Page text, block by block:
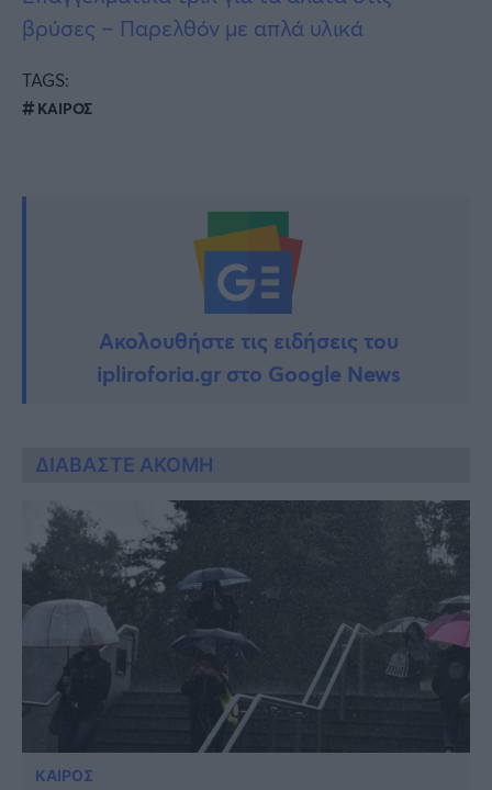
βρύσες – Παρελθόν με απλά υλικά
TAGS:
ΚΑΙΡΟΣ
Ακολουθήστε τις ειδήσεις του
ipliroforia.gr στο Google News
ΔΙΑΒΑΣΤΕ ΑΚΟΜΗ
ΚΑΙΡΟΣ